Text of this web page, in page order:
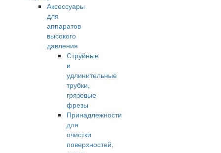
Аксессуары
для
аппаратов
высокого
давления
Струйные
и
удлинительные
трубки,
грязевые
фрезы
Принадлежности
для
очистки
поверхностей,